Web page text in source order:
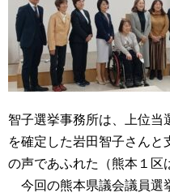
智子選挙事務所は、上位当
を確定した岩田智子さん
の声であふれた（熊本１区
今回の熊本県議会議員選